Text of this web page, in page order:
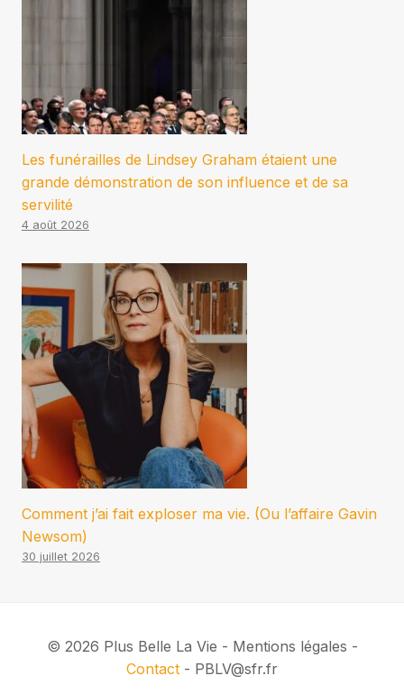
Les funérailles de Lindsey Graham étaient une
grande démonstration de son influence et de sa
servilité
4 août 2026
Comment j’ai fait exploser ma vie. (Ou l’affaire Gavin
Newsom)
30 juillet 2026
© 2026 Plus Belle La Vie - Mentions légales -
Contact - PBLV@sfr.fr